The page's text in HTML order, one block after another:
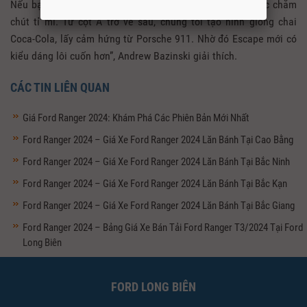
Nếu bạn nhìn vào thân xe, các đường vuốt mềm mại được chăm
chút tỉ mỉ. Từ cột A trở về sau, chúng tôi tạo hình giống chai
Coca-Cola, lấy cảm hứng từ Porsche 911. Nhờ đó Escape mới có
kiểu dáng lôi cuốn hơn”, Andrew Bazinski giải thích.
CÁC TIN LIÊN QUAN
Giá Ford Ranger 2024: Khám Phá Các Phiên Bản Mới Nhất
Ford Ranger 2024 – Giá Xe Ford Ranger 2024 Lăn Bánh Tại Cao Bằng
Ford Ranger 2024 – Giá Xe Ford Ranger 2024 Lăn Bánh Tại Bắc Ninh
Ford Ranger 2024 – Giá Xe Ford Ranger 2024 Lăn Bánh Tại Bắc Kạn
Ford Ranger 2024 – Giá Xe Ford Ranger 2024 Lăn Bánh Tại Bắc Giang
Ford Ranger 2024 – Bảng Giá Xe Bán Tải Ford Ranger T3/2024 Tại Ford
Long Biên
FORD LONG BIÊN